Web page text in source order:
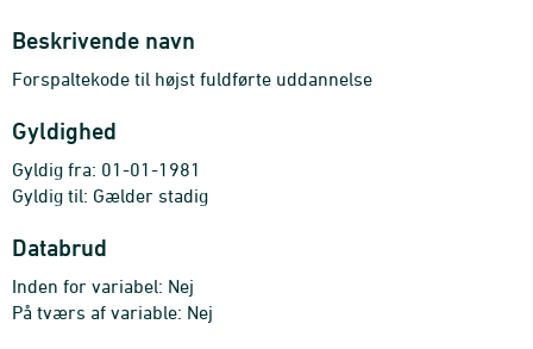
Beskrivende navn
Forspaltekode til højst fuldførte uddannelse
Gyldighed
Gyldig fra: 01-01-1981
Gyldig til: Gælder stadig
Databrud
Inden for variabel: Nej
På tværs af variable: Nej